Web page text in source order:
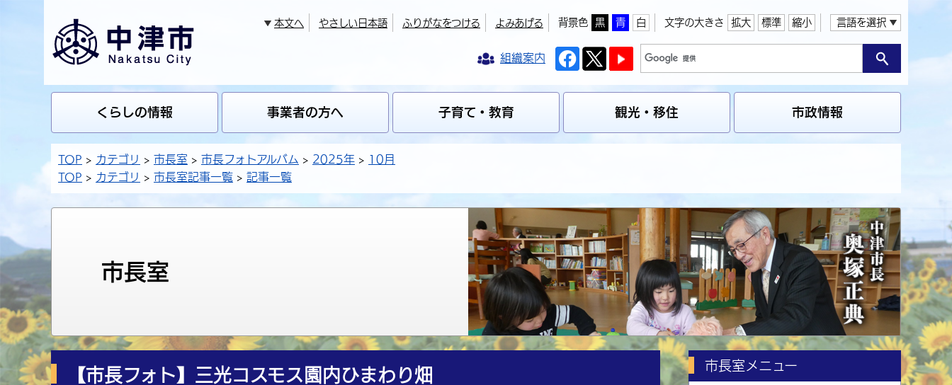
本文へ やさしい日本語 ふりがなをつける よみあげる 背景色 黒 青 白 文字の大きさ 拡大 標準 縮小 言語を選択
組織案内
くらしの情報 事業者の方へ 子育て・教育 観光・移住 市政情報
TOP カテゴリ 市長室 市長フォトアルバム 2025年
10月
TOP
カテゴリ 市長室記事一覧 記事一覧
市長室
【市長フォト】三光コスモス園内ひまわり畑
市長室メニュー